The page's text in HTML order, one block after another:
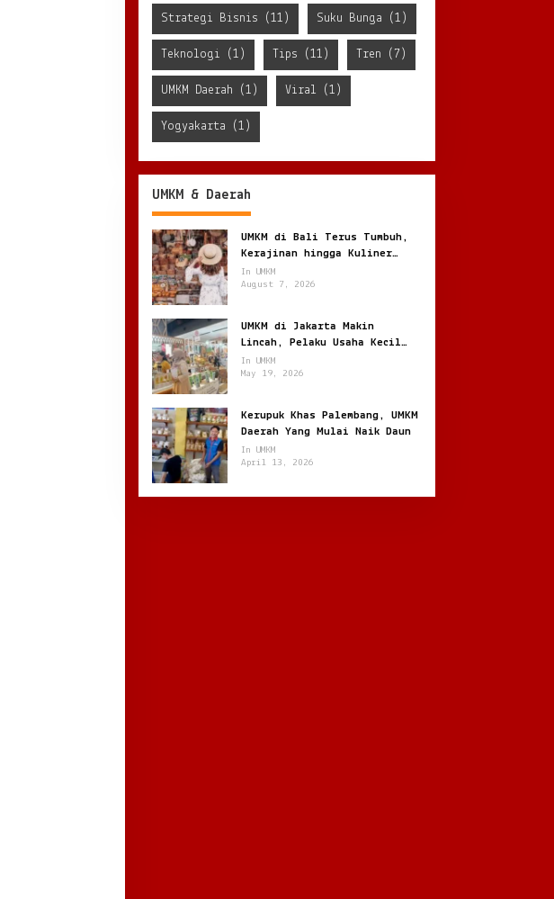
Strategi Bisnis (11) Suku Bunga (1)
Teknologi (1) Tips (11) Tren (7)
UMKM Daerah (1) Viral (1)
Yogyakarta (1)
UMKM & Daerah
UMKM di Bali Terus Tumbuh,
Kerajinan hingga Kuliner
Menggerakkan Ekonomi Lokal
In UMKM
August 7, 2026
UMKM di Jakarta Makin
Lincah, Pelaku Usaha Kecil
Berburu Peluang di Kota
Besar
In UMKM
May 19, 2026
Kerupuk Khas Palembang, UMKM
Daerah Yang Mulai Naik Daun
In UMKM
April 13, 2026